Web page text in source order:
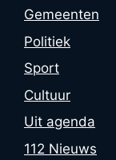
Gemeenten
Politiek
Sport
Cultuur
Uit agenda
112 Nieuws